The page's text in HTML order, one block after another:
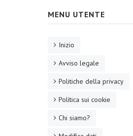
MENU UTENTE
Inizio
Avviso legale
Politiche della privacy
Política sui cookie
Chi siamo?